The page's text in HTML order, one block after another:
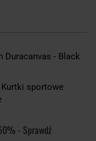
Duracanvas - Black
Kurtki sportowe